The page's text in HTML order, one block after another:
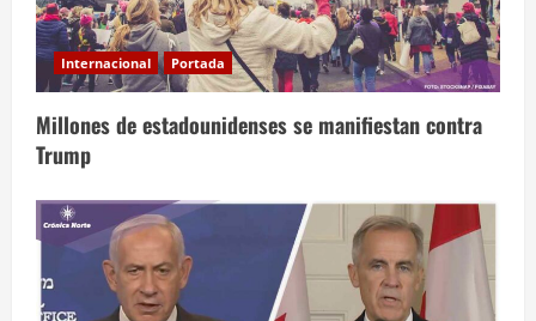
Internacional Portada
Millones de estadounidenses se manifiestan contra
Trump